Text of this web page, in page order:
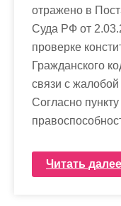
отражено в
Суда РФ от
проверке
Гражданского
связи с
Согласно
Читать